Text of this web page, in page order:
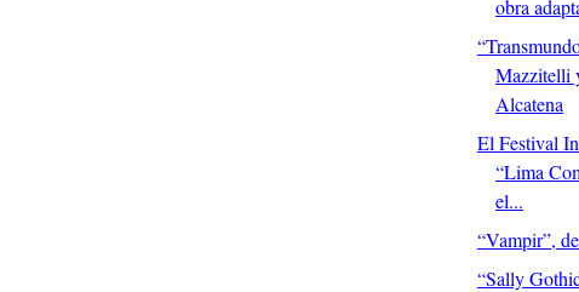
obra
Mazzitelli
Alcatena
El Festival
“Lima
el...
“Vampir”,
“Sally